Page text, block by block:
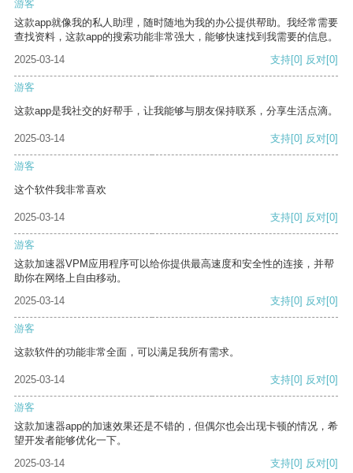
游客
这款app就像我的私人助理，随时随地为我的办公提供帮助。我经常需要
查找资料，这款app的搜索功能非常强大，能够快速找到我需要的信息。
2025-03-14
支持[0] 反对[0]
游客
这款app是我社交的好帮手，让我能够与朋友保持联系，分享生活点滴。
2025-03-14 支持[0] 反对[0]
游客
这个软件我非常喜欢
2025-03-14 支持[0] 反对[0]
游客
这款加速器VPM应用程序可以给你提供最高速度和安全性的连接，并帮
助你在网络上自由移动。
2025-03-14
支持[0] 反对[0]
游客
这款软件的功能非常全面，可以满足我所有需求。
2025-03-14 支持[0] 反对[0]
游客
这款加速器app的加速效果还是不错的，但偶尔也会出现卡顿的情况，希
望开发者能够优化一下。
2025-03-14
支持[0] 反对[0]